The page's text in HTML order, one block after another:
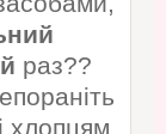
раз??